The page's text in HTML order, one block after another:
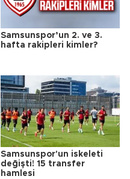
Samsunspor’un 2. ve 3.
hafta rakipleri kimler?
Samsunspor'un iskeleti
değişti! 15 transfer
hamlesi